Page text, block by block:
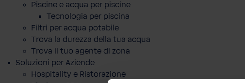
Piscine e acqua per piscine
Tecnologia per piscina
Filtri per acqua potabile
Trova la durezza della tua acqua
Trova il tuo agente di zona
Soluzioni per Aziende
Hospitality e Ristorazione